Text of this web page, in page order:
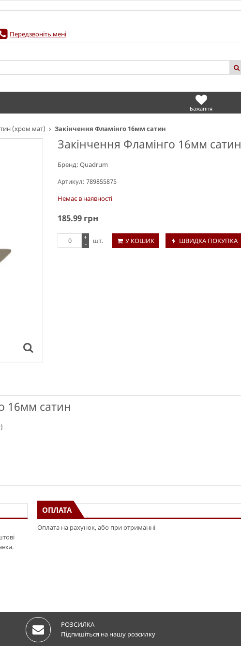
(хром мат) Закінчення Фламінго 16мм сатин
Закінчення Фламінго 16мм сатин
Бренд: Quadrum
Артикул: 789855875
Немає в наявності
185.99 грн
+
-
шт. У КОШИК ШВИДКА ПОКУПКА
16мм сатин
ОПЛАТА
Оплата на рахунок, або при отриманні
Передзвоніть мені
Бажання
РОЗСИЛКА
Підпишіться на нашу розсилку